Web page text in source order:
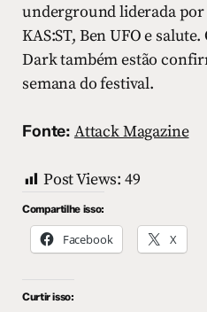
underground liderada por
KAS:ST, Ben UFO e
Dark também estão
semana do festival.
Fonte: Attack Magazine
Post Views: 49
Compartilhe isso:
Facebook X
Curtir isso: